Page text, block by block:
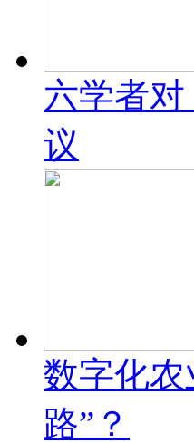
六学者
议
数字化
路”？